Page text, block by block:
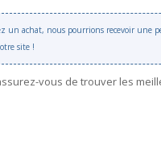
un achat, nous pourrions recevoir une
site !
vous de trouver les